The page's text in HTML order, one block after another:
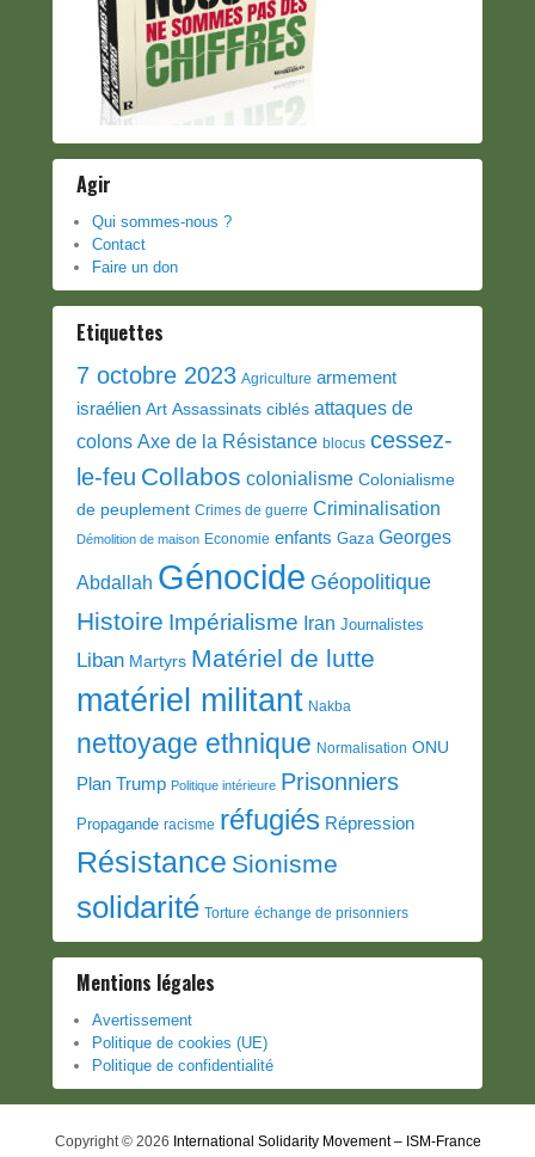
Agir
Qui sommes-nous ?
Contact
Faire un don
Etiquettes
7 octobre 2023 Agriculture armement
israélien Art Assassinats ciblés attaques de
colons Axe de la Résistance blocus cessez-
le-feu Collabos colonialisme Colonialisme
de peuplement Crimes de guerre Criminalisation
Démolition de maison Economie enfants Gaza Georges
Abdallah Génocide Géopolitique
Histoire Impérialisme Iran Journalistes
Liban Martyrs Matériel de lutte
matériel militant Nakba
nettoyage ethnique Normalisation ONU
Plan Trump Politique intérieure Prisonniers
Propagande racisme réfugiés Répression
Résistance Sionisme
solidarité Torture échange de prisonniers
Mentions légales
Avertissement
Politique de cookies (UE)
Politique de confidentialité
Copyright © 2026 International Solidarity Movement – ISM-France